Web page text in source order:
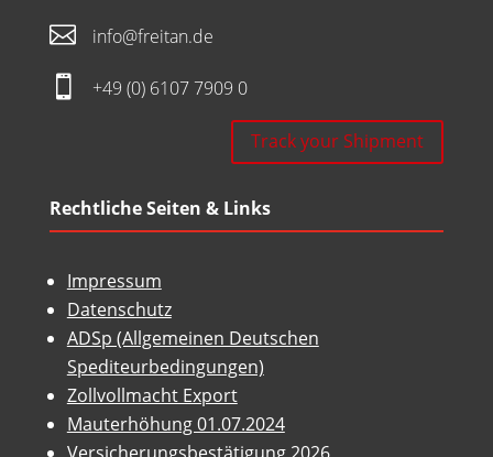
 info@freitan.de
 +49 (0) 6107 7909 0
Track your Shipment
Rechtliche Seiten & Links
Impressum
Datenschutz
ADSp (Allgemeinen Deutschen
Spediteurbedingungen)
Zollvollmacht Export
Mauterhöhung 01.07.2024